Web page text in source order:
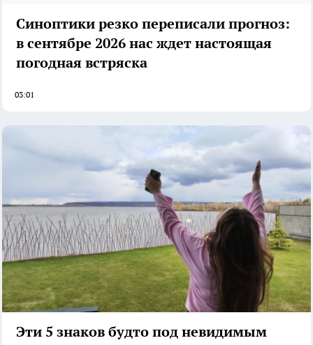
Синоптики резко переписали прогноз:
в сентябре 2026 нас ждет настоящая
погодная встряска
03:01
Эти 5 знаков будто под невидимым